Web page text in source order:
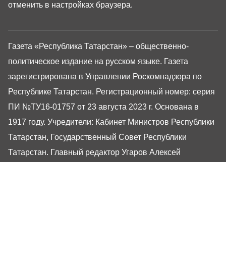
Газета «Республика Татарстан» – общественно-
политическое издание на русском языке. Газета
зарегистрирована в Управлении Роскомнадзора по
Республике Татарстан. Регистрационный номер: серия
ПИ №ТУ16-01757 от 23 августа 2023 г. Основана в
1917 году. Учредители: Кабинет Министров Республики
Татарстан, Государственный Совет Республики
Татарстан. Главный редактор Угаров Алексей
отменить в настройках браузера.